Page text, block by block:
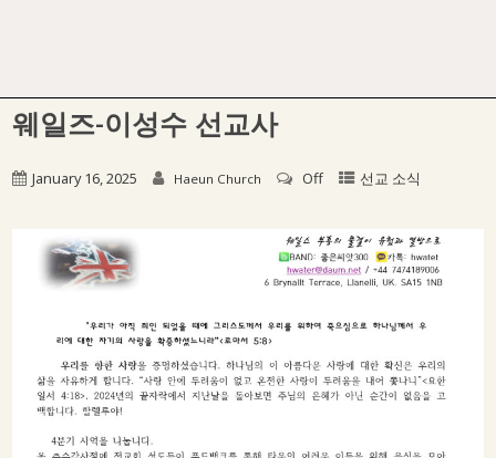
웨일즈-이성수 선교사
January 16, 2025 Haeun Church Off 선교 소식